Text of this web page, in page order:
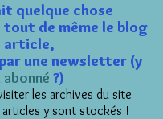
quelque chose
de même le blog
article,
une newsletter (y
abonné ?)
les archives du site
y sont stockés !